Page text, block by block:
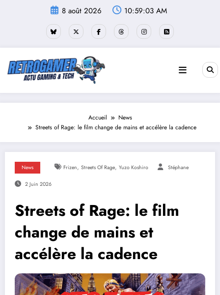
8 août 2026 10:59:04 AM
Accueil
News
Streets of Rage: le film change de mains et accélère la cadence
News Frizen, Streets Of Rage, Yuzo Koshiro Stéphane
2 Juin 2026
Streets of Rage: le film
change de mains et
accélère la cadence